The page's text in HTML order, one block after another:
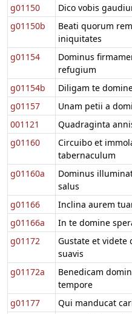
g01150 Dico vobis
g01150b
Beati quorum
iniquitates
g01154
Dominus
refugium
g01154b Diligam te
g01157
Unam petii a
001121
Quadraginta
g01160
Circuibo et
tabernaculum
g01160a
Dominus
salus
g01166 Inclina aurem
g01166a
In te domine
g01172
Gustate et videte
suavis
g01172a
Benedicam
tempore
g01177 Qui manducat